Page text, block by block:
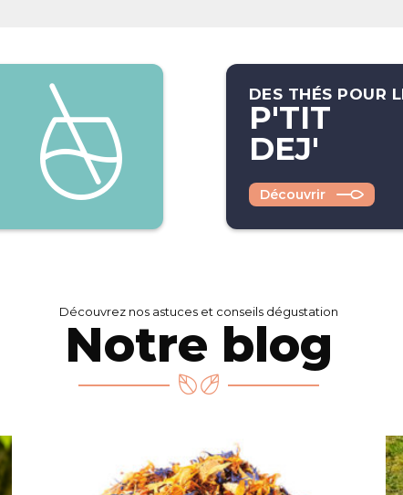
DES THÉS POUR
P'TIT
DEJ'
Découvrir
Découvrez nos astuces et conseils dégustation
Notre blog